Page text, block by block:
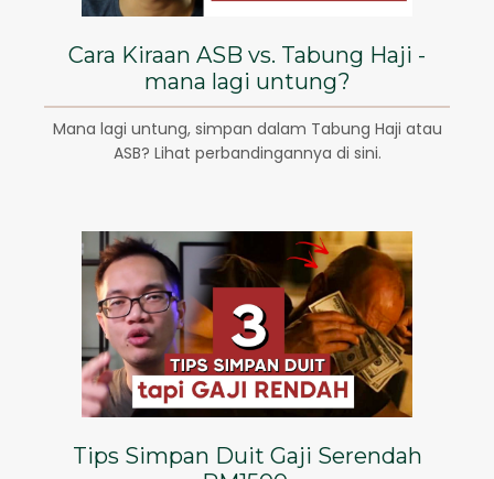
Cara Kiraan ASB vs. Tabung Haji -
mana lagi untung?
Mana lagi untung, simpan dalam Tabung Haji atau
ASB? Lihat perbandingannya di sini.
Tips Simpan Duit Gaji Serendah